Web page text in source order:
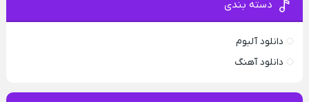
دسته بندی
دانلود آلبوم
دانلود آهنگ